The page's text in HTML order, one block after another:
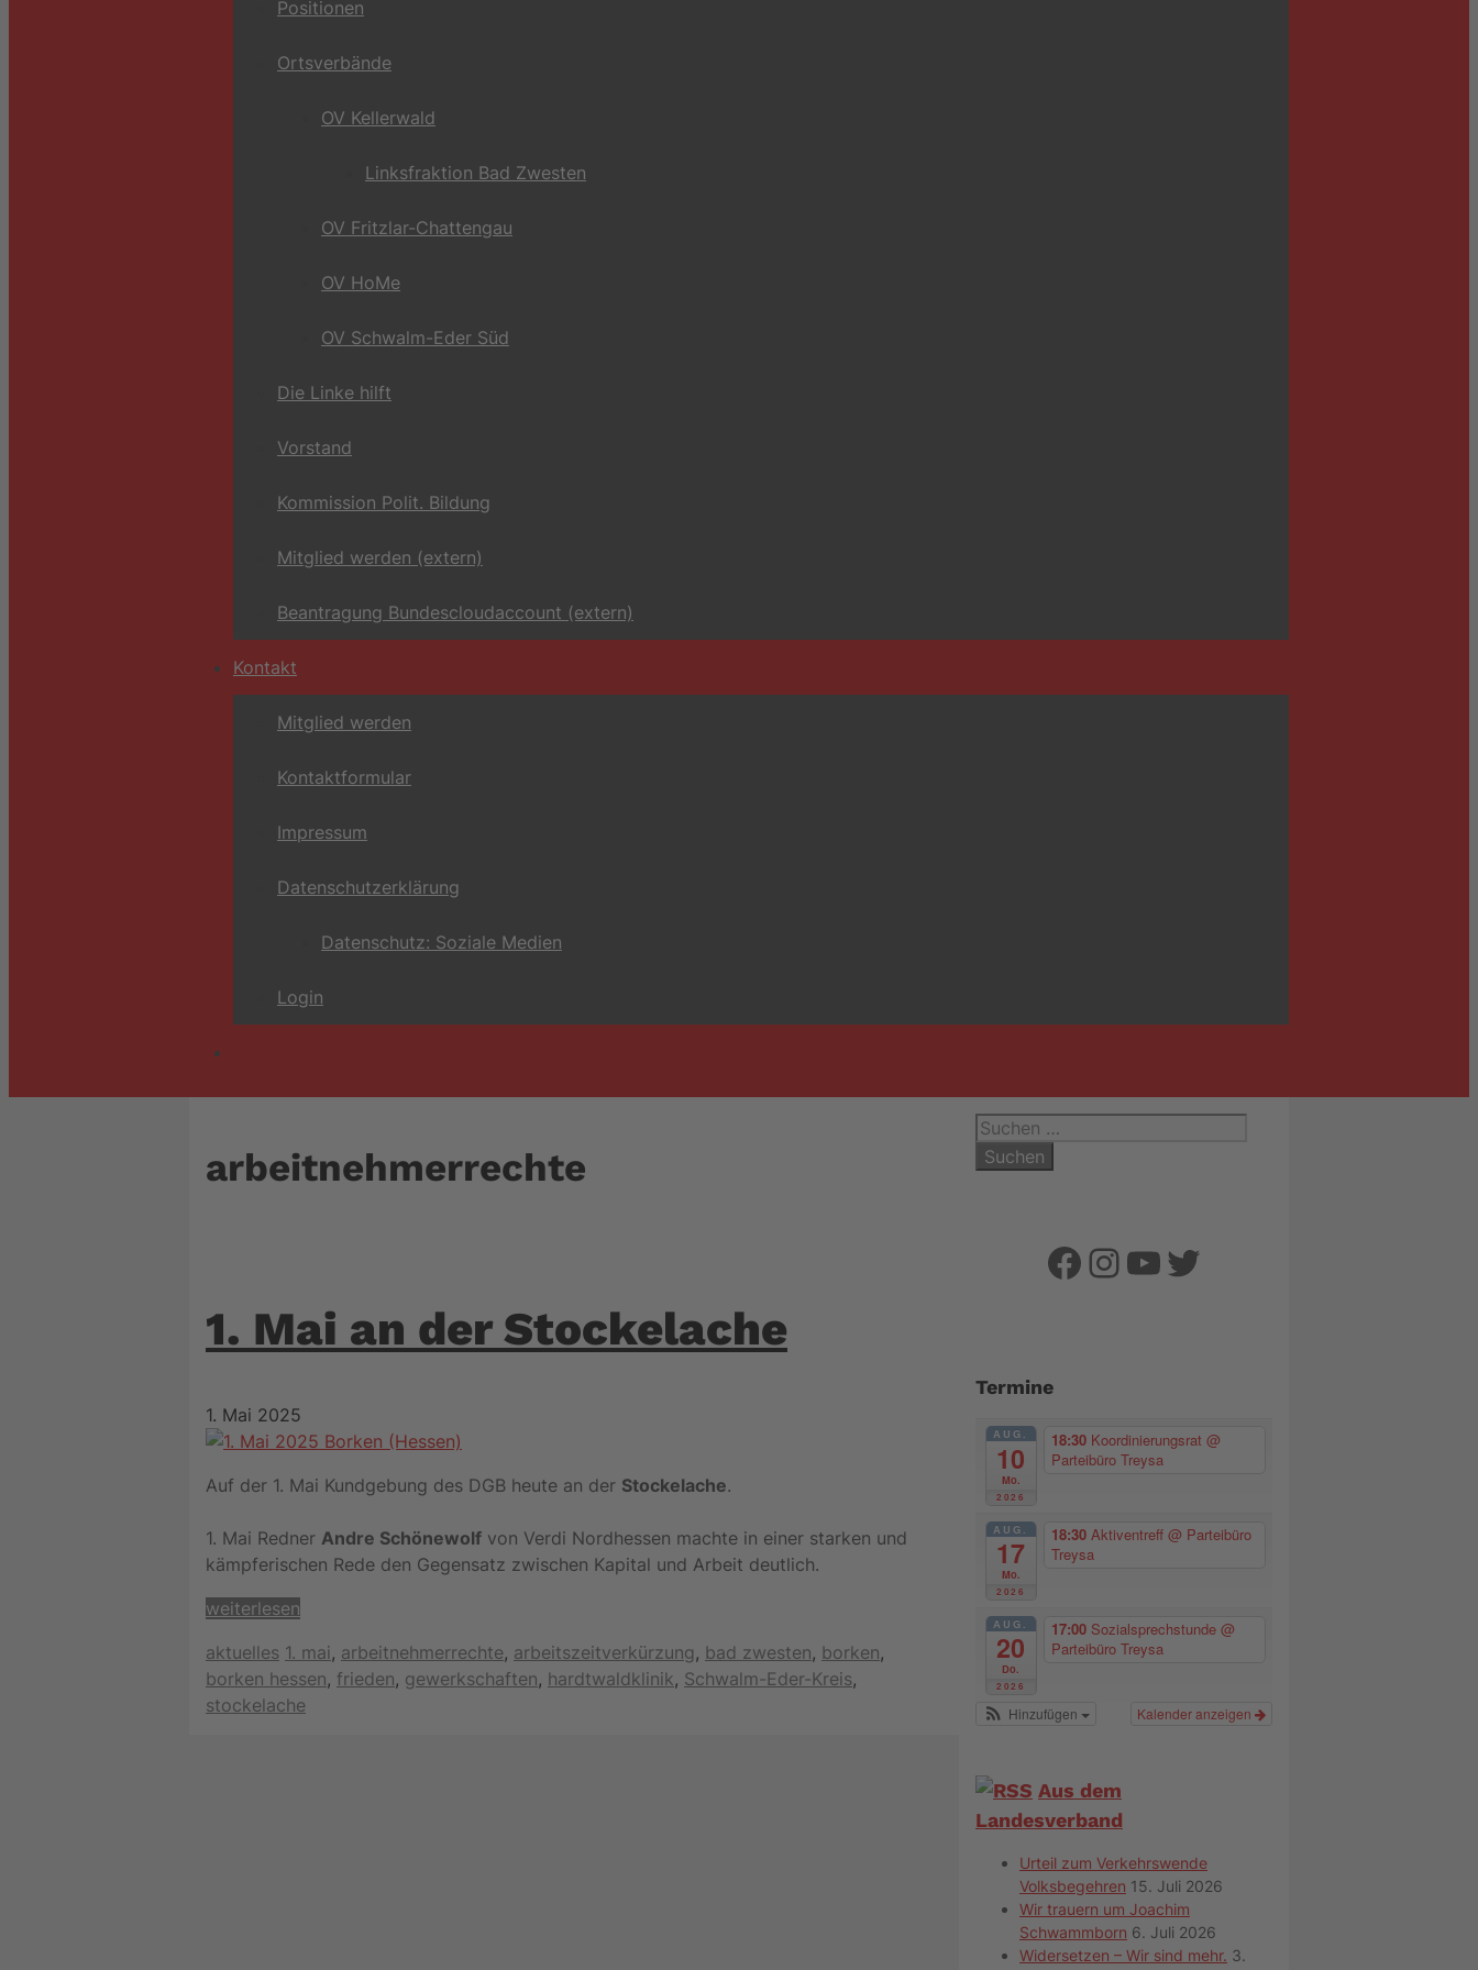
Positionen
Ortsverbände
OV Kellerwald
Linksfraktion Bad Zwesten
OV Fritzlar-Chattengau
OV HoMe
OV Schwalm-Eder Süd
Die Linke hilft
Vorstand
Kommission Polit. Bildung
Mitglied werden (extern)
Beantragung Bundescloudaccount (extern)
Kontakt
Mitglied werden
Kontaktformular
Impressum
Datenschutzerklärung
Datenschutz: Soziale Medien
Login
arbeitnehmerrechte
1. Mai an der Stockelache
1. Mai 2025
Auf der 1. Mai Kundgebung des DGB heute an der Stockelache.
1. Mai Redner Andre Schönewolf von Verdi Nordhessen machte in einer starken und
kämpferischen Rede den Gegensatz zwischen Kapital und Arbeit deutlich.
weiterlesen
Kategorien
aktuelles Schlagwörter
1. mai, arbeitnehmerrechte, arbeitszeitverkürzung, bad zwesten, borken,
borken hessen, frieden, gewerkschaften, hardtwaldklinik, Schwalm-Eder-Kreis,
stockelache
Suchen
nach:
Facebook
Instagram
YouTube
Twitter
Termine
AUG.
10
Mo.
2026
18:30 Koordinierungsrat @
Parteibüro Treysa
AUG.
17
Mo.
2026
18:30 Aktiventreff @ Parteibüro
Treysa
AUG.
20
Do.
2026
17:00 Sozialsprechstunde @
Parteibüro Treysa
Kalender anzeigen
Hinzufügen
Aus dem
Landesverband
Urteil zum Verkehrswende
Volksbegehren 15. Juli 2026
Wir trauern um Joachim
Schwammborn 6. Juli 2026
Widersetzen – Wir sind mehr. 3.